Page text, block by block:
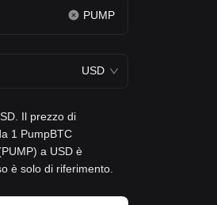
PUMP
USD
Il prezzo di
1 PumpBTC
a USD è
è solo di riferimento.